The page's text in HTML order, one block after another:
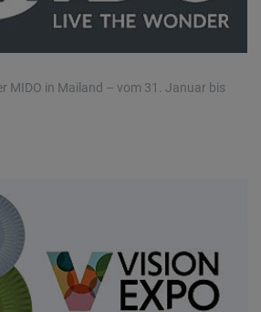
MIDO in Mailand – vom 31. Januar bis